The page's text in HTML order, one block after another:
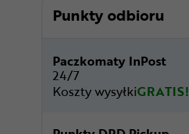
Punkty odbioru
Paczkomaty InPost
24/7
Koszty wysyłkiGRATIS!